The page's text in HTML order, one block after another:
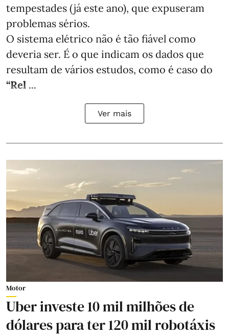
tempestades (já este ano), que expuseram
problemas sérios.
O sistema elétrico não é tão fiável como
deveria ser. É o que indicam os dados que
resultam de vários estudos, como é caso do
“Rel ...
Ver mais
Motor
Uber investe 10 mil milhões de
dólares para ter 120 mil robotáxis